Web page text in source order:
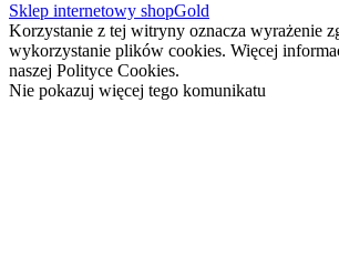
Sklep internetowy shopGold
Korzystanie z tej witryny oznacza wyrażenie
wykorzystanie plików cookies. Więcej
naszej Polityce Cookies.
Nie pokazuj więcej tego komunikatu